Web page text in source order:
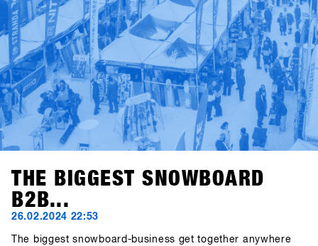
THE BIGGEST SNOWBOARD
B2B...
26.02.2024 22:53
The biggest snowboard-business get together anywhere